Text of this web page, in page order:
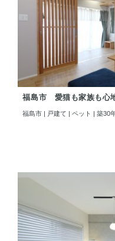
福島市 愛猫も家族も心
福島市 | 戸建て | ペット | 築30